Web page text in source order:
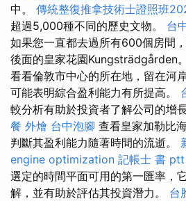
中。 傳統整復推拿技術士證照班
超過5,000種不同的歷史文物。 台
如果您一直都去過所有600個房間
後面的皇家花園Kungsträdgården。
看看倫敦市中心的所在地，留在河
可能表明綜合盈利能力有所提高。
較分析有助於投資者了解公司的增
餐 外燴 台中泡腳 查看皇家加勒比
判斷其盈利能力隨著時間的流逝。
engine optimization 記帳士 書 ptt
選定的時間平面可用的第一匯率，
解，並有助於評估其投資潛力。 台